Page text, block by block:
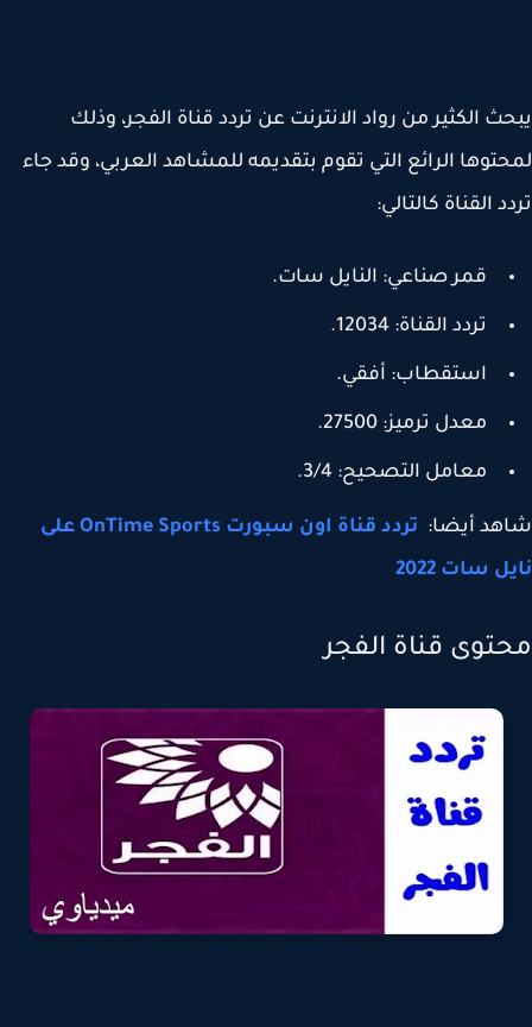
الكثير من رواد الانترنت عن تردد قناة الفجر، وذلك
الرائع التي تقوم بتقديمه للمشاهد العربي، وقد جاء
القناة كالتالي:
قمر صناعي: النايل سات.
تردد القناة: 12034.
استقطاب: أفقي.
معدل ترميز: 27500.
معامل التصحيح: 3/4.
أيضا:
تردد قناة اون سبورت OnTime Sports على
سات 2022
قناة الفجر